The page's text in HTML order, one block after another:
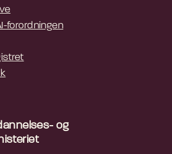
forordningen
og